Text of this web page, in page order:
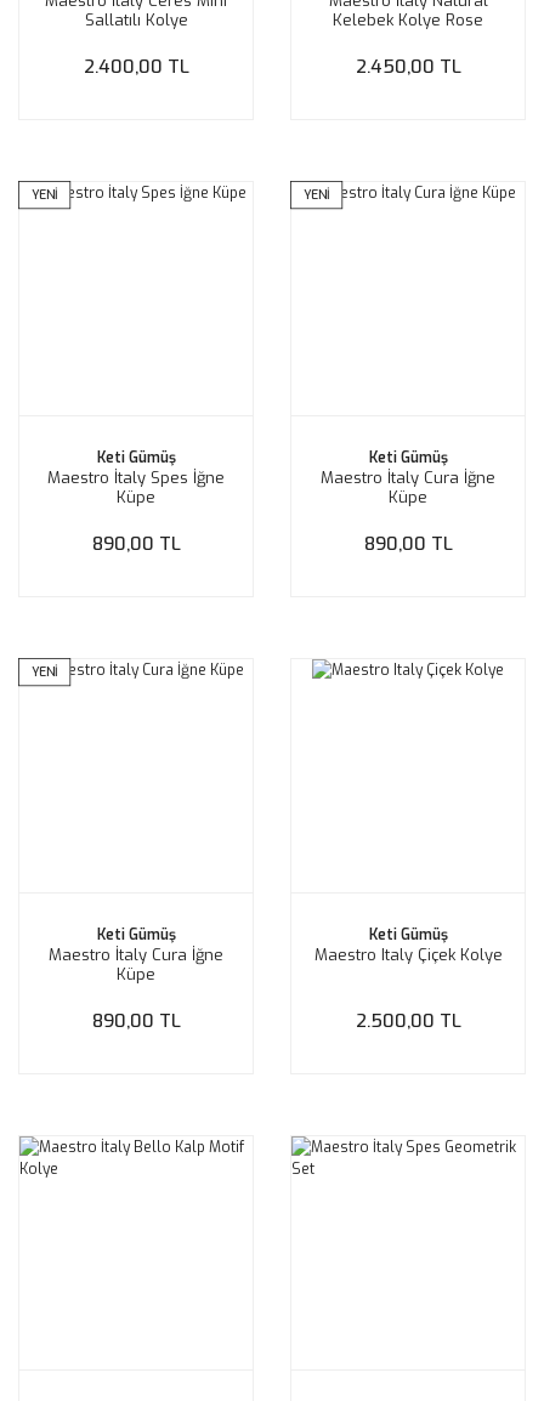
Sallatılı Kolye
2.400,00 TL
Kelebek Kolye Rose
2.450,00 TL
YENİ
Keti Gümüş
Maestro İtaly Spes İğne
Küpe
890,00 TL
YENİ
Keti Gümüş
Maestro İtaly Cura İğne
Küpe
890,00 TL
YENİ
Keti Gümüş
Maestro İtaly Cura İğne
Küpe
890,00 TL
Keti Gümüş
Maestro Italy Çiçek Kolye
2.500,00 TL